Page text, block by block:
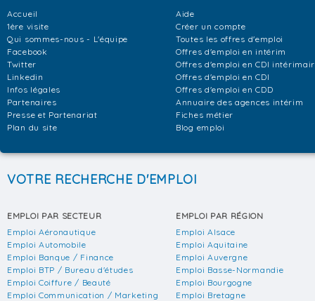
Accueil
1ère visite
Qui sommes-nous - L'équipe
Facebook
Twitter
Linkedin
Infos légales
Partenaires
Presse et Partenariat
Plan du site
Aide
Créer un compte
Toutes les offres d'emploi
Offres d'emploi en intérim
Offres d'emploi en CDI
Offres d'emploi en CDI
Offres d'emploi en CDD
Annuaire des agences intérim
Fiches métier
Blog emploi
VOTRE RECHERCHE D'EMPLOI
EMPLOI PAR SECTEUR
Emploi Aéronautique
Emploi Automobile
Emploi Banque / Finance
Emploi BTP / Bureau d'études
Emploi Coiffure / Beauté
Emploi Communication / Marketing
EMPLOI PAR RÉGION
Emploi Alsace
Emploi Aquitaine
Emploi Auvergne
Emploi Basse-Normandie
Emploi Bourgogne
Emploi Bretagne